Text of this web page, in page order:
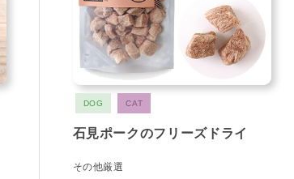
DOG CAT
石見ポークのフリーズドライ
その他厳選